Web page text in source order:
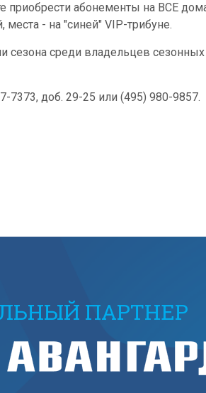
приобрести абонементы на ВСЕ
места - на "синей" VIP-трибуне.
сезона среди владельцев
7373, доб. 29-25 или (495) 980-9857.
ПАРТНЕР